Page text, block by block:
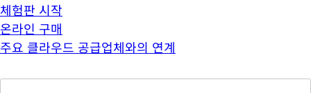
체험판 시작
온라인 구매
주요 클라우드 공급업체와의 연계